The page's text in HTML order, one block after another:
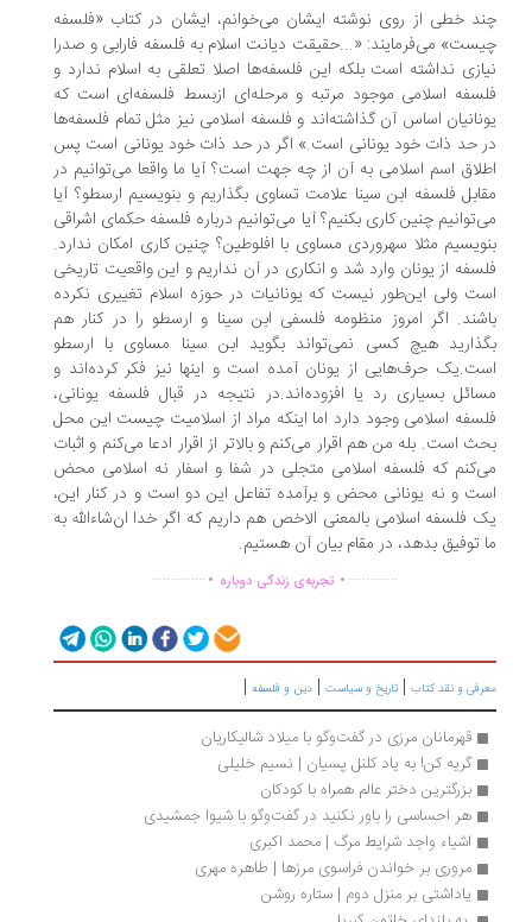
خطی از روی نوشته ایشان می‌خوانم، ایشان در کتاب «فلسفه
می‌فرمایند: «...حقیقت دیانت اسلام به فلسفه فارابی و صدرا
نداشته است بلکه این فلسفه‌ها اصلا تعلقی به اسلام ندارد و
اسلامی موجود مرتبه و مرحله‌ای ازبسط فلسفه‌ای است که
اساس آن گذاشته‌اند و فلسفه اسلامی نیز مثل تمام فلسفه‌ها
حد ذات خود یونانی است.» اگر در حد ذات خود یونانی است پس
اسم اسلامی به آن از چه جهت است؟ آیا ما واقعا می‌توانیم در
فلسفه ابن سینا علامت تساوی بگذاریم و بنویسیم ارسطو؟ آیا
چنین کاری بکنیم؟ آیا می‌توانیم درباره فلسفه حکمای اشراقی
مثلا سهروردی مساوی با افلوطین؟ چنین کاری امکان ندارد.
از یونان وارد شد و انکاری در آن نداریم و این واقعیت تاریخی
ولی این‌طور نیست که یونانیات در حوزه اسلام تغییری نکرده
اگر امروز منظومه فلسفی ابن سینا و ارسطو را در کنار هم
هیچ کسی نمی‌تواند بگوید ابن سینا مساوی با ارسطو
حرف‌هایی از یونان آمده است و اینها نیز فکر کرده‌اند و
بسیاری رد یا افزوده‌اند.در نتیجه در قبال فلسفه یونانی،
اسلامی وجود دارد اما اینکه مراد از اسلامیت چیست این محل
است. بله من هم اقرار می‌کنم و بالاتر از اقرار ادعا می‌کنم و اثبات
که فلسفه اسلامی متجلی در شفا و اسفار نه اسلامی محض
و نه یونانی محض و برآمده تفاعل این دو است و در کنار این،
فلسفه اسلامی بالمعنی الاخص هم داریم که اگر خدا ان‌شاءالله به
توفیق بدهد، در مقام بیان آن هستیم.
................تجربه‌ی زندگی دوباره ...............
و نقد کتاب|تاریخ و سیاست |دین و فلسفه|
قهرمانان مرزی در گفت‌وگو با میلاد شالیکاریان
گریه کن! به یاد کلنل پسیان | نسیم خلیلی
بزرگترین دختر عالم همراه با کودکان
هر احساسی را باور نکنید در گفت‌وگو با شیوا جمشیدی
اشیاء واجد شرایط مرگ | محمد اکبری
مروری بر خواندن فراسوی مرزها | طاهره مهری
یاداشتی بر منزل دوم | ستاره روشن